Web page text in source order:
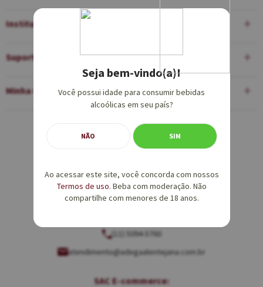
Institucional
Suporte
Minha Conta
Equipe de Vendas:
vendas@adegaalentejana.com.br
(11) 5094-5760
atendimento@adegaalentejana.com.br
SAC E-commerce:
Seja bem-vindo(a)!
Você possui idade para consumir bebidas
alcoólicas em seu país?
NÃO SIM
Ao acessar este site, você concorda com nossos
Termos de uso. Beba com moderação. Não
compartilhe com menores de 18 anos.